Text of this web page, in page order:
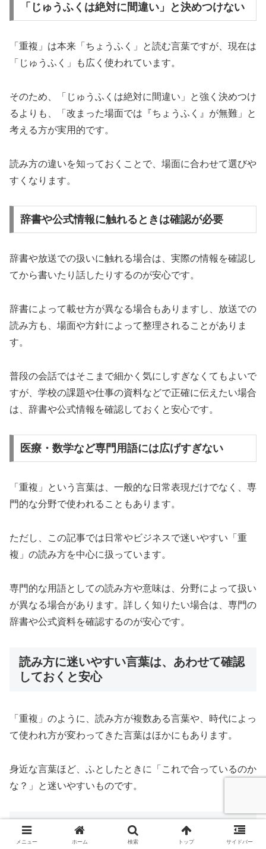
「じゅうふくは絶対に間違い」と決めつけない
「重複」は本来「ちょうふく」と読む言葉ですが、現在は
「じゅうふく」も広く使われています。
そのため、「じゅうふくは絶対に間違い」と強く決めつけ
るよりも、「改まった場面では『ちょうふく』が無難」と
考える方が実用的です。
読み方の違いを知っておくことで、場面に合わせて選びや
すくなります。
辞書や公式情報に触れるときは確認が必要
辞書や放送での扱いに触れる場合は、実際の情報を確認し
てから書いたり話したりするのが安心です。
辞書によって載せ方が異なる場合もありますし、放送での
読み方も、場面や方針によって整理されることがありま
す。
普段の会話ではそこまで細かく気にしすぎなくてもよいで
すが、学校の課題や仕事の資料などで正確に伝えたい場合
は、辞書や公式情報を確認しておくと安心です。
医療・数学など専門用語には広げすぎない
「重複」という言葉は、一般的な日常表現だけでなく、専
門的な分野で使われることもあります。
ただし、この記事では日常やビジネスで迷いやすい「重
複」の読み方を中心に扱っています。
専門的な用語としての読み方や意味は、分野によって扱い
が異なる場合があります。詳しく知りたい場合は、専門の
辞書や公式資料を確認するのが安心です。
読み方に迷いやすい言葉は、あわせて確認
しておくと安心
「重複」のように、読み方が複数ある言葉や、時代によっ
て使われ方が変わってきた言葉はほかにもあります。
身近な言葉ほど、ふとしたときに「これで合っているのか
な？」と迷いやすいものです。
よくある質問
メニュー ホーム 検索 トップ サイドバー